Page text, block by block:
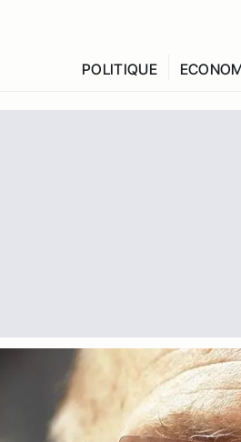
POLITIQUE